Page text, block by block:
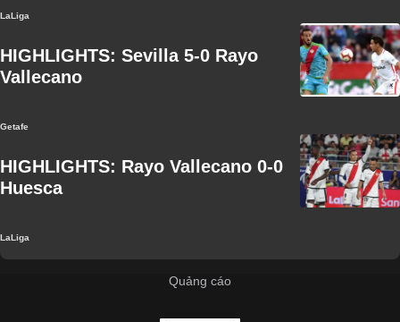
LaLiga
HIGHLIGHTS: Sevilla 5-0 Rayo
Vallecano
Getafe
HIGHLIGHTS: Rayo Vallecano 0-0
Huesca
LaLiga